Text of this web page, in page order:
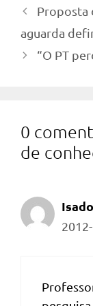
Proposta
aguarda
“O PT
0
de